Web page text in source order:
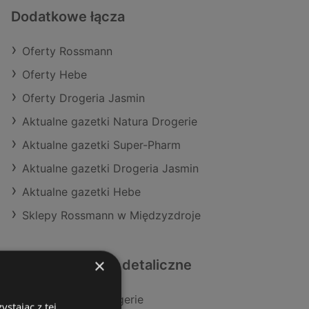
Dodatkowe łącza
Oferty Rossmann
Oferty Hebe
Oferty Drogeria Jasmin
Aktualne gazetki Natura Drogerie
Aktualne gazetki Super-Pharm
Aktualne gazetki Drogeria Jasmin
Aktualne gazetki Hebe
Sklepy Rossmann w Międzyzdroje
Podobne sklepy detaliczne
Oferty Natura Drogerie
×